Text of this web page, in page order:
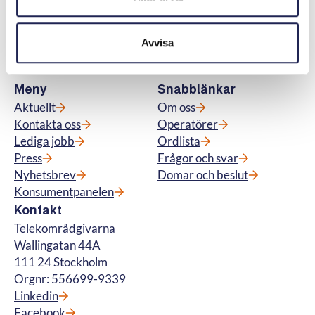
Avvisa
kostnadsfri vägledning till konsumenter om
abonnemang för tv, telefoni, bredband samt
för fiberanslutning och vi hanterar
2025
Meny
Aktuellt
Kontakta oss
Lediga jobb
Press
Nyhetsbrev
Konsumentpanelen
Snabblänkar
Om oss
Operatörer
Ordlista
Frågor och svar
Domar och beslut
Kontakt
Telekområdgivarna
Wallingatan 44A
111 24 Stockholm
Orgnr: 556699-9339
Linkedin